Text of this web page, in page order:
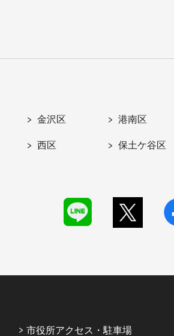
金沢区 港南区
西区 保土ケ谷区
市役所アクセス・駐車場